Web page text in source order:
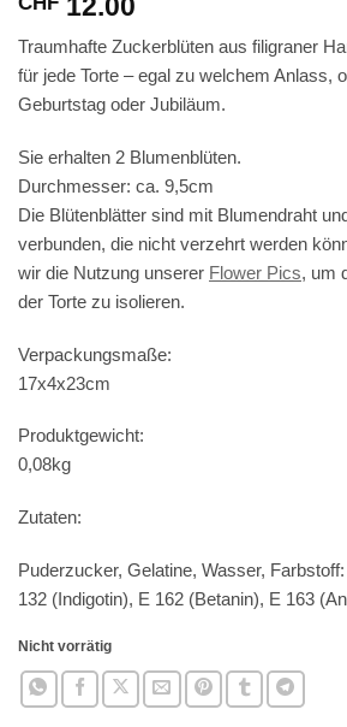
Traumhafte Zuckerblüten aus filigraner
für jede Torte – egal zu welchem Anlass,
Geburtstag oder Jubiläum.
Sie erhalten 2 Blumenblüten.
Durchmesser: ca. 9,5cm
Die Blütenblätter sind mit Blumendraht
verbunden, die nicht verzehrt werden
wir die Nutzung unserer Flower Pics, um
der Torte zu isolieren.
Verpackungsmaße:
17x4x23cm
Produktgewicht:
0,08kg
Zutaten:
Puderzucker, Gelatine, Wasser,
132 (Indigotin), E 162 (Betanin), E 163
Nicht vorrätig